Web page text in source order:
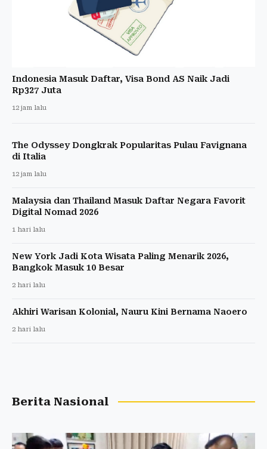
Indonesia Masuk Daftar, Visa Bond AS Naik Jadi
Rp327 Juta
12 jam lalu
The Odyssey Dongkrak Popularitas Pulau Favignana
di Italia
12 jam lalu
Malaysia dan Thailand Masuk Daftar Negara Favorit
Digital Nomad 2026
1 hari lalu
New York Jadi Kota Wisata Paling Menarik 2026,
Bangkok Masuk 10 Besar
2 hari lalu
Akhiri Warisan Kolonial, Nauru Kini Bernama Naoero
2 hari lalu
Berita Nasional